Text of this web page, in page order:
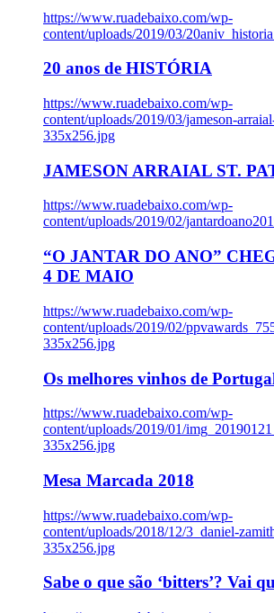
https://www.ruadebaixo.com/wp-
content/uploads/2019/03/
20 anos de HISTÓRIA
https://www.ruadebaixo.com/wp-
content/uploads/2019/03/jameson-
335x256.jpg
JAMESON ARRAIAL ST.
https://www.ruadebaixo.com/wp-
content/uploads/2019/02/
“O JANTAR DO ANO”
4 DE MAIO
https://www.ruadebaixo.com/wp-
content/uploads/2019/02/
335x256.jpg
Os melhores vinhos de
https://www.ruadebaixo.com/wp-
content/uploads/2019/01/
335x256.jpg
Mesa Marcada 2018
https://www.ruadebaixo.com/wp-
content/uploads/2018/12/3_daniel-
335x256.jpg
Sabe o que são ‘bitters’? Vai